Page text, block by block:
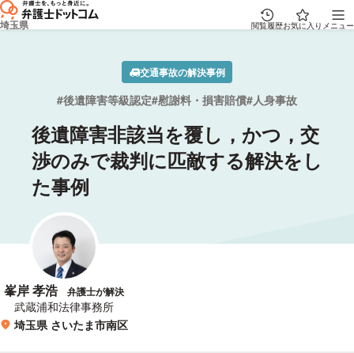
埼玉県 閲覧履歴お気に入り メニュー
交通事故の解決事例
後遺障害等級認定 慰謝料・損害賠償 人身事故
後遺障害非該当を覆し，かつ，交
渉のみで裁判に匹敵する解決をし
た事例
峯岸 孝浩 弁護士が解決
所属事務所
武蔵浦和法律事務所
所在地
埼玉県 さいたま市南区